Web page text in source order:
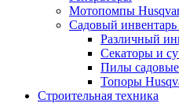
Мотопомпы
Садовый инвентарь
Различный
Секаторы и
Пилы садовые
Топоры
Строительная техника